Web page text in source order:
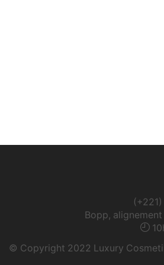
Bopp,
© Copyright 2022 Luxury